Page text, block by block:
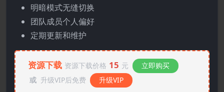
明暗模式无缝切换
团队成员个人偏好
定期更新和维护
资源下载 资源下载价格 15 元
立即购买
或 升级VIP后免费 升级VIP